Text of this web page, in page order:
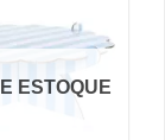
ESTOQUE